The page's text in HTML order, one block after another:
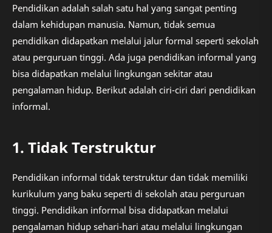
Pendidikan adalah salah satu hal yang sangat penting
dalam kehidupan manusia. Namun, tidak semua
pendidikan didapatkan melalui jalur formal seperti sekolah
atau perguruan tinggi. Ada juga pendidikan informal yang
bisa didapatkan melalui lingkungan sekitar atau
pengalaman hidup. Berikut adalah ciri-ciri dari pendidikan
informal.
1. Tidak Terstruktur
Pendidikan informal tidak terstruktur dan tidak memiliki
kurikulum yang baku seperti di sekolah atau perguruan
tinggi. Pendidikan informal bisa didapatkan melalui
pengalaman hidup sehari-hari atau melalui lingkungan